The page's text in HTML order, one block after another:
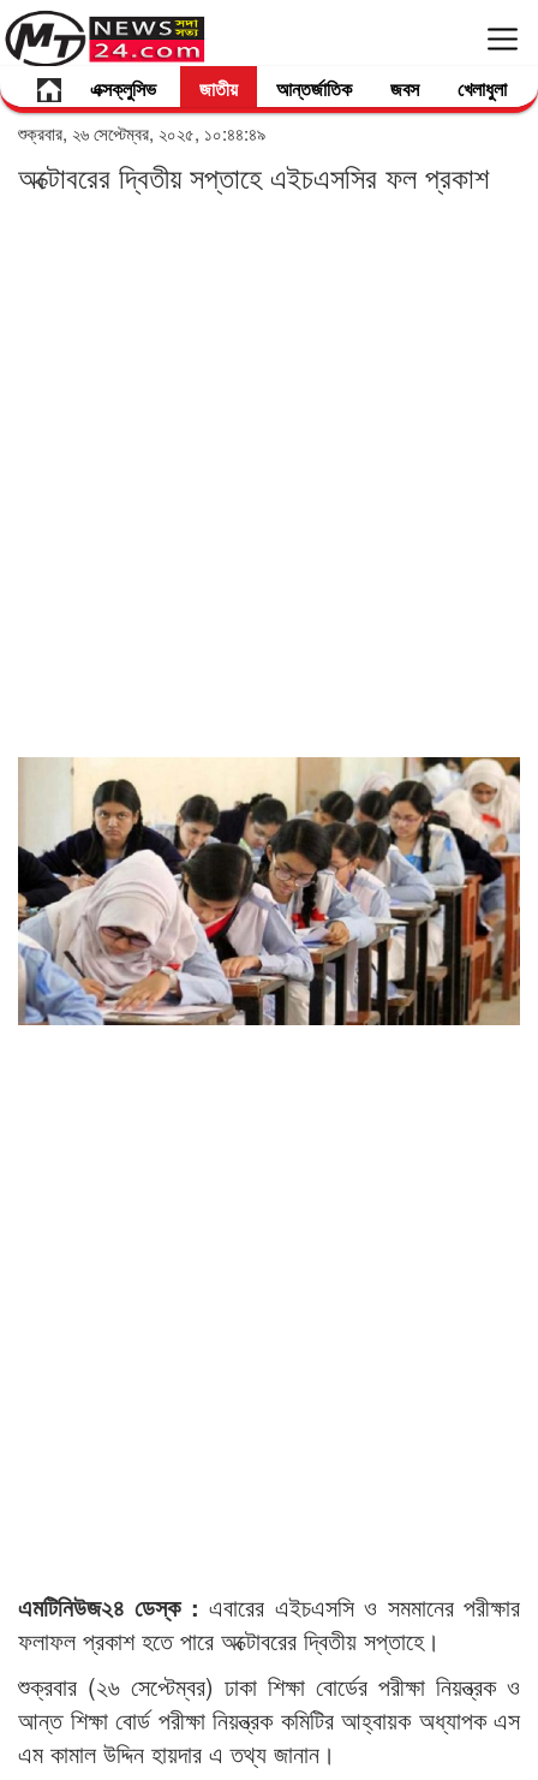
এক্সক্লুসিভ জাতীয় আন্তর্জাতিক জবস খেলাধুলা
শুক্রবার, ২৬ সেপ্টেম্বর, ২০২৫, ১০:৪৪:৪৯
অক্টোবরের দ্বিতীয় সপ্তাহে এইচএসসির ফল প্রকাশ
এমটিনিউজ২৪ ডেস্ক : এবারের এইচএসসি ও সমমানের পরীক্ষার
ফলাফল প্রকাশ হতে পারে অক্টোবরের দ্বিতীয় সপ্তাহে।
শুক্রবার (২৬ সেপ্টেম্বর) ঢাকা শিক্ষা বোর্ডের পরীক্ষা নিয়ন্ত্রক ও
আন্ত শিক্ষা বোর্ড পরীক্ষা নিয়ন্ত্রক কমিটির আহ্বায়ক অধ্যাপক এস
এম কামাল উদ্দিন হায়দার এ তথ্য জানান।